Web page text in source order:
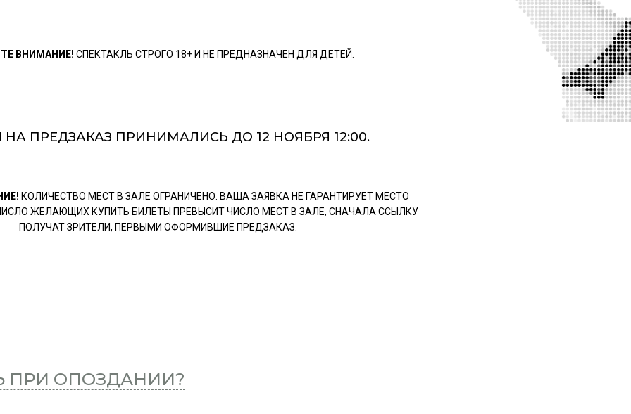
ВНИМАНИЕ! СПЕКТАКЛЬ СТРОГО 18+ И НЕ ПРЕДНАЗНАЧЕН ДЛЯ ДЕТЕЙ.
НА ПРЕДЗАКАЗ ПРИНИМАЛИСЬ ДО 12 НОЯБРЯ 12:00.
КОЛИЧЕСТВО МЕСТ В ЗАЛЕ ОГРАНИЧЕНО. ВАША ЗАЯВКА НЕ ГАРАНТИРУЕТ МЕСТО
ЖЕЛАЮЩИХ КУПИТЬ БИЛЕТЫ ПРЕВЫСИТ ЧИСЛО МЕСТ В ЗАЛЕ, СНАЧАЛА ССЫЛКУ
ПОЛУЧАТ ЗРИТЕЛИ, ПЕРВЫМИ ОФОРМИВШИЕ ПРЕДЗАКАЗ.
ПРИ ОПОЗДАНИИ?